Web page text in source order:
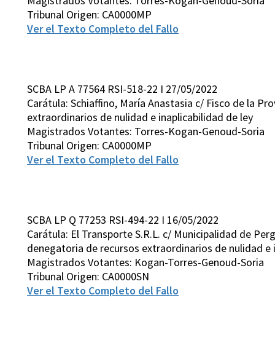
Tribunal Origen: CA0000MP
Ver el Texto Completo del Fallo
SCBA LP A 77564 RSI-518-22 I 27/05/2022
Carátula: Schiaffino, María Anastasia c/ Fisco de la
extraordinarios de nulidad e inaplicabilidad de ley
Magistrados Votantes: Torres-Kogan-Genoud-Soria
Tribunal Origen: CA0000MP
Ver el Texto Completo del Fallo
SCBA LP Q 77253 RSI-494-22 I 16/05/2022
Carátula: El Transporte S.R.L. c/ Municipalidad de
denegatoria de recursos extraordinarios de nulidad e
Magistrados Votantes: Kogan-Torres-Genoud-Soria
Tribunal Origen: CA0000SN
Ver el Texto Completo del Fallo